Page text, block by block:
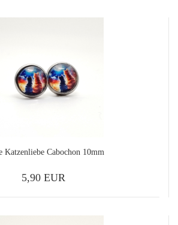
Katzenliebe Cabochon 10mm
5,90 EUR